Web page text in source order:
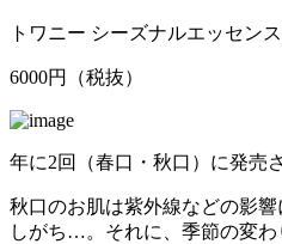
トワニー シーズナルエッセン
6000円（税抜）
年に2回（春口・秋口）に発売
秋口のお肌は紫外線などの影
しがち…。それに、季節の変